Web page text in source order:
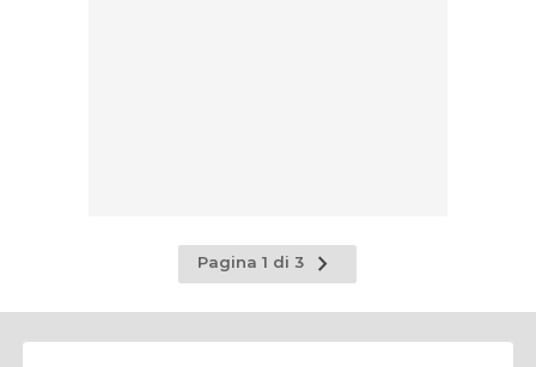
Pagina 1 di 3
Pagina
successiva